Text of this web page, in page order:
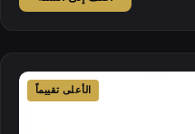
الأعلى تقييماً